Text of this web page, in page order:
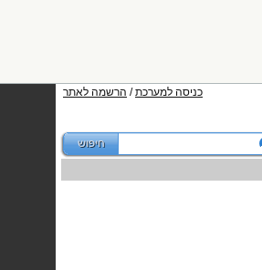
כניסה למערכת/ הרשמה לאתר